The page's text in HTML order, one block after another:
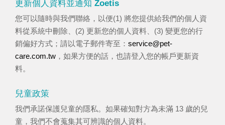
更新個人資料並通知 Zoetis
您可以隨時與我們聯絡，以便(1) 將您提供給我們的個人資
料從系統中刪除、(2) 更新您的個人資料、(3) 變更您的行
銷偏好方式；請以電子郵件寄至： service@pet-
care.com.tw ，如果方便的話，也請登入您的帳戶更新資
料。
兒童政策
我們承諾保護兒童的隱私。如果確知對方為未滿 13 歲的兒
童，我們不會蒐集其可辨識的個人資料。